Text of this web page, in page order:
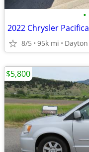
•
2022 Chrysler Pacifica
8/5 95k mi Dayton
$5,800